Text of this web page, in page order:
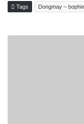
Tags Dongmay –